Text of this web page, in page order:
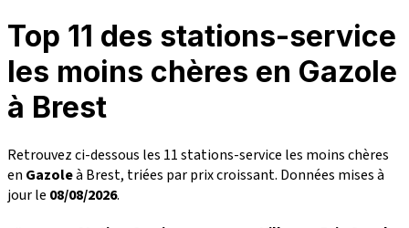
Top 11 des stations-service
les moins chères en Gazole
à Brest
Retrouvez ci-dessous les 11 stations-service les moins chères
en Gazoleà Brest, triées par prix croissant. Données mises à
jour le 08/08/2026.